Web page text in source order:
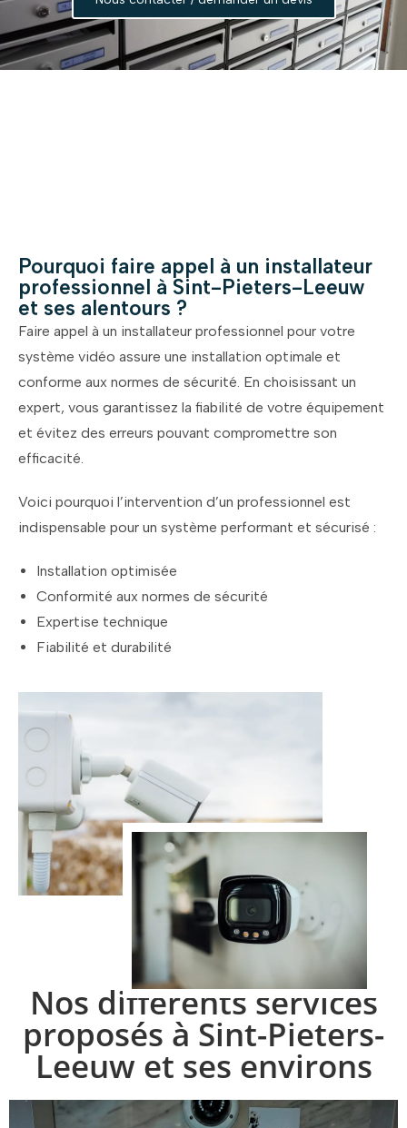
Pourquoi faire appel à un installateur
professionnel à Sint-Pieters-Leeuw
et ses alentours ?
Faire appel à un installateur professionnel pour votre
système vidéo assure une installation optimale et
conforme aux normes de sécurité. En choisissant un
expert, vous garantissez la fiabilité de votre équipement
et évitez des erreurs pouvant compromettre son
efficacité.
Voici pourquoi l’intervention d’un professionnel est
indispensable pour un système performant et sécurisé :
Installation optimisée
Conformité aux normes de sécurité
Expertise technique
Fiabilité et durabilité
Nos différents services
proposés à Sint-Pieters-
Leeuw et ses environs